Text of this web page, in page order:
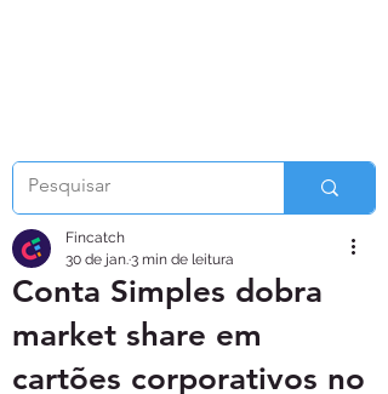
Conta Simples dobra
market share em
cartões corporativos no
Fincatch
30 de jan.3 min de leitura